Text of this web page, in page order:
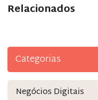
Relacionados
Categorias
Negócios Digitais